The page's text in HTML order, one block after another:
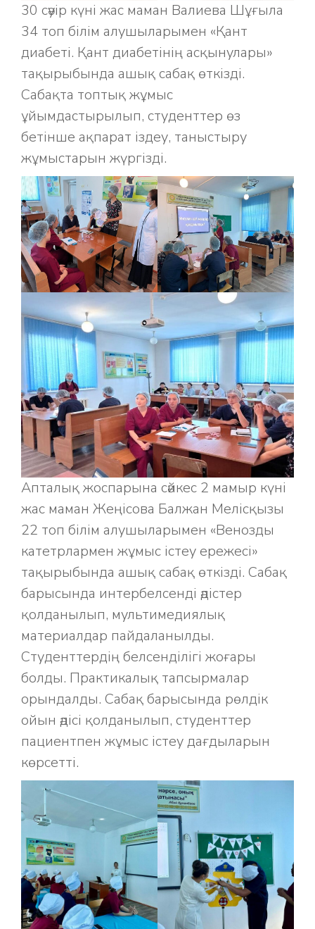
30 сәуір күні жас маман Валиева Шұғыла
34 топ білім алушыларымен «Қант
диабеті. Қант диабетінің асқынулары»
тақырыбында ашық сабақ өткізді.
Сабақта топтық жұмыс
ұйымдастырылып, студенттер өз
бетінше ақпарат іздеу, таныстыру
жұмыстарын жүргізді.
Апталық жоспарына сәйкес 2 мамыр күні
жас маман Жеңісова Балжан Мелісқызы
22 топ білім алушыларымен «Венозды
катетрлармен жұмыс істеу ережесі»
тақырыбында ашық сабақ өткізді. Сабақ
барысында интербелсенді әдістер
қолданылып, мультимедиялық
материалдар пайдаланылды.
Студенттердің белсенділігі жоғары
болды. Практикалық тапсырмалар
орындалды. Сабақ барысында рөлдік
ойын әдісі қолданылып, студенттер
пациентпен жұмыс істеу дағдыларын
көрсетті.